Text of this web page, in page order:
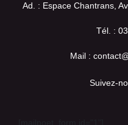
Ad. : Espace Chantrans,
Tél. :
Mail :
Suivez-